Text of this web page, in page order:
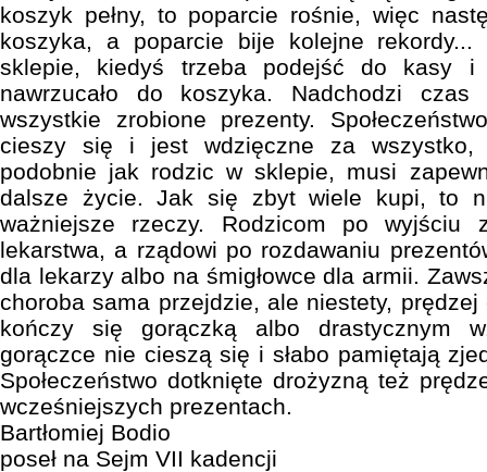
koszyk pełny, to poparcie rośnie, więc
koszyka, a poparcie bije kolejne
sklepie, kiedyś trzeba podejść do kasy
nawrzucało do koszyka. Nadchodzi czas
wszystkie zrobione prezenty.
cieszy się i jest wdzięczne za wszystko,
podobnie jak rodzic w sklepie, musi
dalsze życie. Jak się zbyt wiele kupi, to
ważniejsze rzeczy. Rodzicom po wyjściu
lekarstwa, a rządowi po rozdawaniu
dla lekarzy albo na śmigłowce dla armii.
choroba sama przejdzie, ale niestety,
kończy się gorączką albo drastycznym
gorączce nie cieszą się i słabo pamiętają
Społeczeństwo dotknięte drożyzną też
wcześniejszych prezentach.
Bartłomiej Bodio
poseł na Sejm VII kadencji